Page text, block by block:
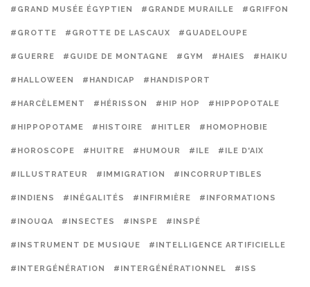
#GRAND MUSÉE ÉGYPTIEN #GRANDE MURAILLE #GRIFFON
#GROTTE #GROTTE DE LASCAUX #GUADELOUPE
#GUERRE #GUIDE DE MONTAGNE #GYM #HAIES #HAIKU
#HALLOWEEN #HANDICAP #HANDISPORT
#HARCÈLEMENT #HÉRISSON #HIP HOP #HIPPOPOTALE
#HIPPOPOTAME #HISTOIRE #HITLER #HOMOPHOBIE
#HOROSCOPE #HUITRE #HUMOUR #ILE #ILE D'AIX
#ILLUSTRATEUR #IMMIGRATION #INCORRUPTIBLES
#INDIENS #INÉGALITÉS #INFIRMIÈRE #INFORMATIONS
#INOUQA #INSECTES #INSPE #INSPÉ
#INSTRUMENT DE MUSIQUE #INTELLIGENCE ARTIFICIELLE
#INTERGÉNÉRATION #INTERGÉNÉRATIONNEL #ISS